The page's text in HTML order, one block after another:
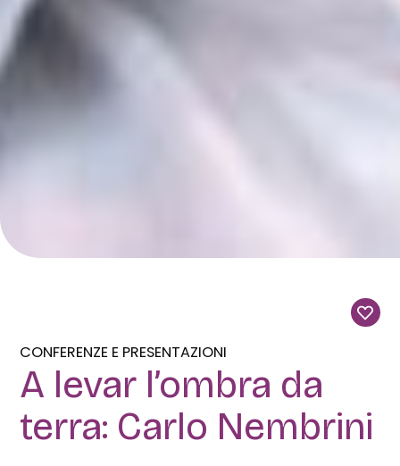
CONFERENZE E PRESENTAZIONI
A levar l’ombra da
terra: Carlo Nembrini